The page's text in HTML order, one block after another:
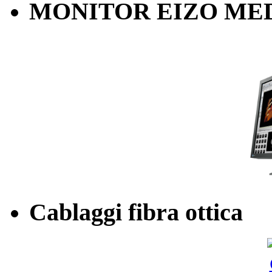
1. I suoi dati personali
manualmente nel
dati, con la finalità di
2. Gli stessi dati potranno
il raggiungimento delle
soggetti ai quali la
MONITOR EIZO
Cablaggi fibra ottica